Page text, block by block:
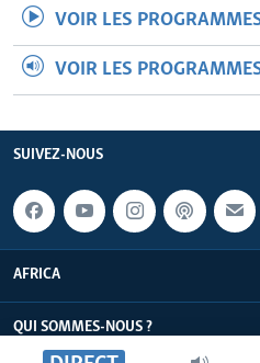
VOIR LES
VOIR LES
SUIVEZ-NOUS
AFRICA
QUI SOMMES-NOUS ?